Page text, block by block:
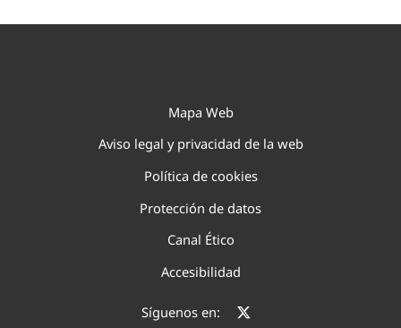
Mapa Web
Aviso legal y privacidad de la web
Política de cookies
Protección de datos
Canal Ético
Accesibilidad
Síguenos en: